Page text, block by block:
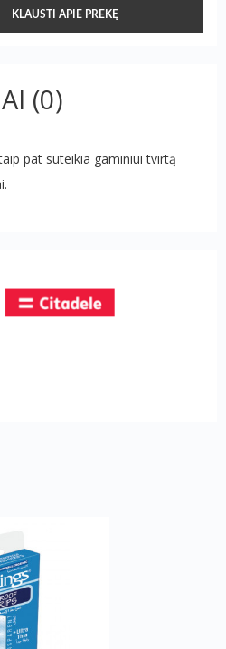
KLAUSTI APIE PREKĘ
(0)
pat suteikia gaminiui tvirtą